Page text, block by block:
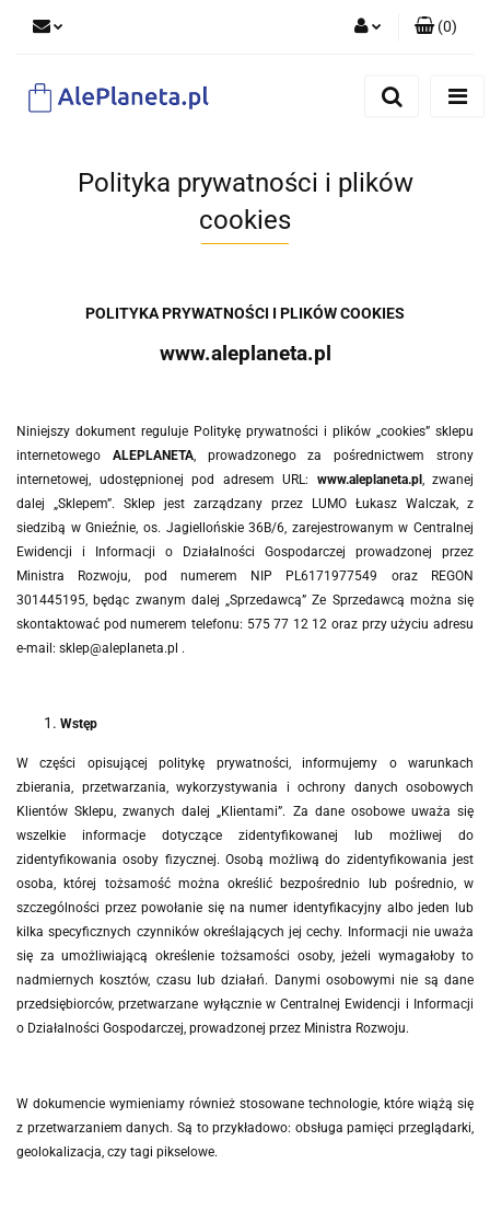
(0)
Polityka prywatności i plików
cookies
POLITYKA PRYWATNOŚCI I PLIKÓW COOKIES
www.aleplaneta.pl
Niniejszy dokument reguluje Politykę prywatności i plików „cookies” sklepu
internetowego ALEPLANETA, prowadzonego za pośrednictwem strony
internetowej, udostępnionej pod adresem URL: www.aleplaneta.pl , zwanej
dalej „Sklepem”. Sklep jest zarządzany przez LUMO Łukasz Walczak, z
siedzibą w Gnieźnie, os. Jagiellońskie 36B/6, zarejestrowanym w Centralnej
Ewidencji i Informacji o Działalności Gospodarczej prowadzonej przez
Ministra Rozwoju, pod numerem NIP PL6171977549 oraz REGON
301445195, będąc zwanym dalej „Sprzedawcą” Ze Sprzedawcą można się
skontaktować pod numerem telefonu: 575 77 12 12 oraz przy użyciu adresu
e-mail: sklep@aleplaneta.pl .
Wstęp
W części opisującej politykę prywatności, informujemy o warunkach
zbierania, przetwarzania, wykorzystywania i ochrony danych osobowych
Klientów Sklepu, zwanych dalej „Klientami”. Za dane osobowe uważa się
wszelkie informacje dotyczące zidentyfikowanej lub możliwej do
zidentyfikowania osoby fizycznej. Osobą możliwą do zidentyfikowania jest
osoba, której tożsamość można określić bezpośrednio lub pośrednio, w
szczególności przez powołanie się na numer identyfikacyjny albo jeden lub
kilka specyficznych czynników określających jej cechy. Informacji nie uważa
się za umożliwiającą określenie tożsamości osoby, jeżeli wymagałoby to
nadmiernych kosztów, czasu lub działań. Danymi osobowymi nie są dane
przedsiębiorców, przetwarzane wyłącznie w Centralnej Ewidencji i Informacji
o Działalności Gospodarczej, prowadzonej przez Ministra Rozwoju.
W dokumencie wymieniamy również stosowane technologie, które wiążą się
z przetwarzaniem danych. Są to przykładowo: obsługa pamięci przeglądarki,
geolokalizacja, czy tagi pikselowe.